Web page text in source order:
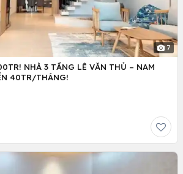
7
NHÀ 3 TẦNG LÊ VĂN THỦ – NAM
40TR/THÁNG!